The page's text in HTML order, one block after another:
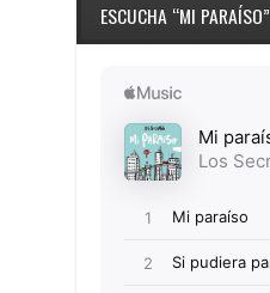
ESCUCHA “MI PARAÍSO”